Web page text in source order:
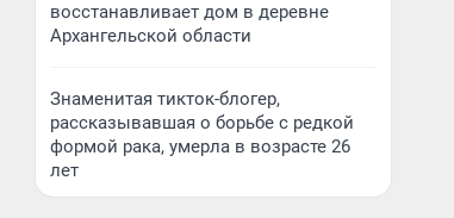
восстанавливает дом в деревне
Архангельской области
Знаменитая тикток-блогер,
рассказывавшая о борьбе с редкой
формой рака, умерла в возрасте 26
лет